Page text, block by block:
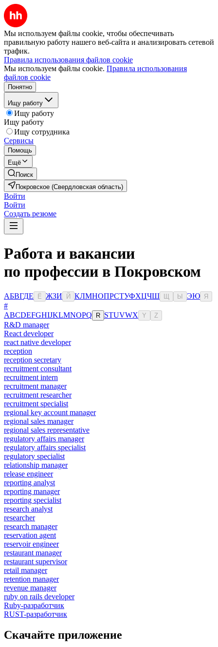
Мы используем файлы cookie, чтобы обеспечивать
правильную работу нашего веб-сайта и анализировать сетевой
трафик.
Правила использования файлов cookie
Мы используем файлы cookie. Правила использования
файлов cookie
Понятно
Ищу работу
Ищу работу
Ищу работу
Ищу сотрудника
Сервисы
Помощь
Ещё
Поиск
Покровское (Свердловская область)
Войти
Войти
Создать резюме
Работа и вакансии
по профессии в Покровском
АБВГДЕ Ё ЖЗИ Й КЛМНОПРСТУФХЦЧШ Ы ЭЮ Я
#
ABCDEFGHIJKLMNOPQ R STUVWX Y Z
R&D manager
React developer
react native developer
reception
reception secretary
recruitment consultant
recruitment intern
recruitment manager
recruitment researcher
recruitment specialist
regional key account manager
regional sales manager
regional sales representative
regulatory affairs manager
regulatory affairs specialist
regulatory specialist
relationship manager
release engineer
reporting analyst
reporting manager
reporting specialist
research analyst
researcher
research manager
reservation agent
reservoir engineer
restaurant manager
restaurant supervisor
retail manager
retention manager
revenue manager
ruby on rails developer
Ruby-разработчик
RUST-разработчик
Скачайте приложение